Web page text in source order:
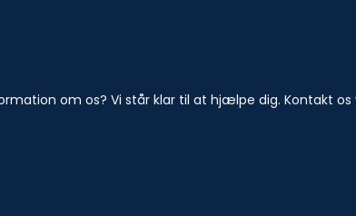
om os? Vi står klar til at hjælpe dig. Kontakt